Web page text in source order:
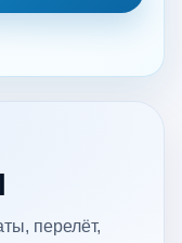
перелёт,